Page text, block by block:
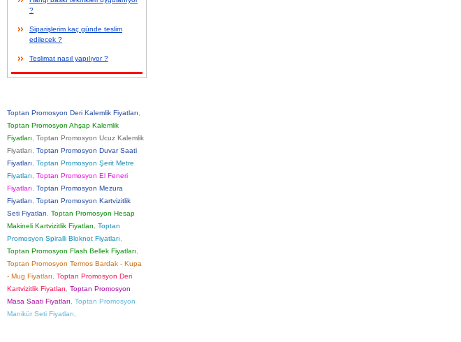
?
Siparişlerim kaç günde teslim
edilecek ?
Teslimat nasıl yapılıyor ?
Toptan Promosyon Deri Kalemlik Fiyatları
Toptan Promosyon Ahşap Kalemlik
Fiyatları
Toptan Promosyon Ucuz Kalemlik
Fiyatları
Toptan Promosyon Duvar Saati
Fiyatları
Toptan Promosyon Şerit Metre
Fiyatları
Toptan Promosyon El Feneri
Fiyatları
Toptan Promosyon Mezura
Fiyatları
Toptan Promosyon Kartvizitlik
Seti Fiyatları
Toptan Promosyon Hesap
Makineli Kartvizitlik Fiyatları
Toptan
Promosyon Spiralli Bloknot Fiyatları
Toptan Promosyon Flash Bellek Fiyatları
Toptan Promosyon Termos Bardak - Kupa
- Mug Fiyatları
Toptan Promosyon Deri
Kartvizitlik Fiyatları
Toptan Promosyon
Masa Saati Fiyatları
Toptan Promosyon
Manikür Seti Fiyatları